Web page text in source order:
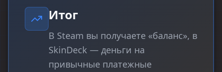
Итог
В Steam вы получаете «баланс», в
SkinDeck — деньги на
привычные платежные